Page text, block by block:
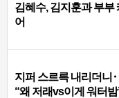
김혜수, 김지훈과 부부
어
지퍼 스르륵 내리더니
“왜 저래vs이게 워터